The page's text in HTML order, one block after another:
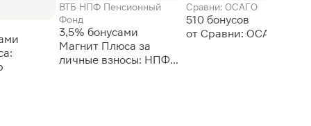
ВТБ НПФ Пенсионный
Фонд
3,5% бонусами
Магнит Плюса за
личные взносы: НПФ
Сравни: ОСАГО
510 бонусов